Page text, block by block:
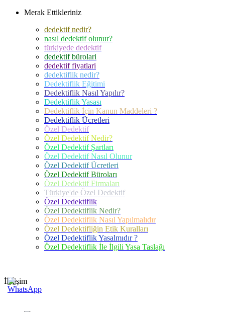
Merak Ettikleriniz
dedektif nedir?
nasıl dedektif olunur?
türkiyede dedektif
dedektif bürolari
dedektif fiyatlari
dedektiflik nedir?
Dedektiflik Eğitimi
Dedektiflik Nasıl Yapılır?
Dedektiflik Yasası
Dedektiflik İçin Kanun Maddeleri ?
Dedektiflik Ücretleri
Özel Dedektif
Özel Dedektif Nedir?
Özel Dedektif Şartları
Özel Dedektif Nasıl Olunur
Özel Dedektif Ücretleri
Özel Dedektif Büroları
Özel Dedektif Firmaları
Türkiye'de Özel Dedektif
Özel Dedektiflik
Özel Dedektiflik Nedir?
Özel Dedektiflik Nasıl Yapılmalıdır
Özel Dedektifliğin Etik Kuralları
Özel Dedektiflik Yasalmıdır ?
Özel Dedektiflik İle İlgili Yasa Taslağı
İletişim